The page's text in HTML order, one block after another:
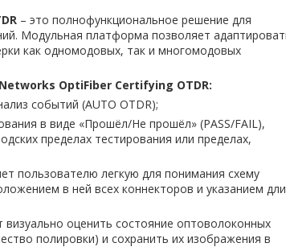
– это полнофункциональное решение для
Модульная платформа позволяет
как одномодовых, так и многомодовых
OptiFiber Certifying OTDR:
событий (AUTO OTDR);
в виде «Прошёл/Не прошёл» (PASS/FAIL),
пределах тестирования или пределах,
пользователю легкую для понимания схему
в ней всех коннекторов и указанием
оценить состояние оптоволоконных
полировки) и сохранить их изображения в